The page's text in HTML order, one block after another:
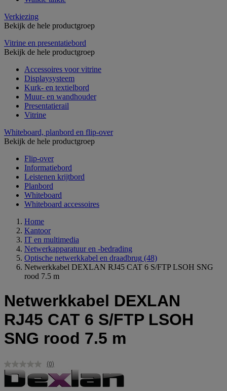
Verkiezing
Bekijk de hele productgroep
Vitrine en presentatiebord
Bekijk de hele productgroep
Accessoires voor vitrine
Displaysysteem
Kurk- en textielbord
Muur- en wandhouder
Presentatierail
Vitrine
Whiteboard, planbord en flip-over
Bekijk de hele productgroep
Flip-over
Informatiebord
Leistenen krijtbord
Planbord
Whiteboard
Whiteboard accessoires
Home
Kantoor
IT en multimedia
Netwerkapparatuur en -bedrading
Optische netwerkkabel en draadbrug (48)
Netwerkkabel DEXLAN RJ45 CAT 6 S/FTP LSOH SNG
rood 7.5 m
Netwerkkabel DEXLAN
RJ45 CAT 6 S/FTP LSOH
SNG rood 7.5 m
Geen
scorewaarde.
Dezelfde
(0)